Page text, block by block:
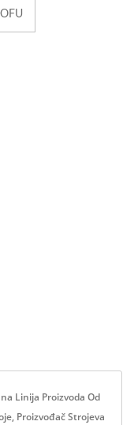
Linija Proizvoda Od
Proizvođač Strojeva